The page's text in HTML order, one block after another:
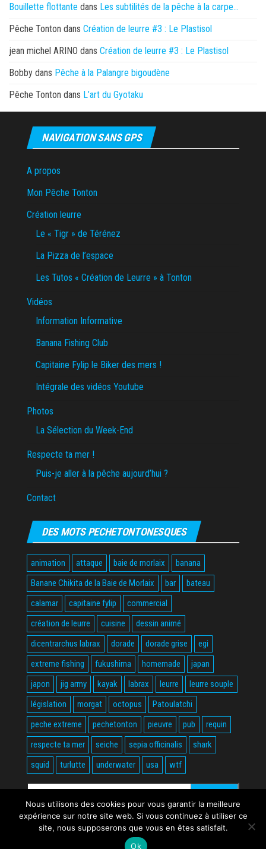
Bouillette flottante dans Les subtilités de la pêche à la carpe…
Pêche Tonton dans Création de leurre #3 : Le Plastisol
jean michel ARINO dans Création de leurre #3 : Le Plastisol
Bobby dans Pêche à la Palangre bigoudène
Pêche Tonton dans L’art du Gyotaku
NAVIGATION SANS GPS
A propos
Mon Pêche Tonton
Création leurre
Le « Tigr » de Térénez
La Pizza de l’espace
Les Tutos « Création de Leurre » à Tonton
Vidéos
Information Informative
Banana Fishing Club
Capitaine Fylip le Biker des mers !
Intégrale des vidéos Youtube
Photos
La Sélection du Week-End
Respecte ta mer !
Puis-je aller à la pêche aujourd’hui ?
Contact
DES MOTS PECHETONTONESQUES
animation attaque baie de morlaix
banana
Banane Chikita de la Baie de Morlaix
bar
bateau
calamar
capitaine fylip
commercial
création de leurre
cuisine
dessin animé
dicentrarchus labrax
dorade dorade grise
egi
extreme fishing
fukushima homemade
japan
japon
jig army kayak labrax leurre
leurre souple
législation
morgat octopus
Patoulatchi
peche extreme
pechetonton pieuvre pub
requin
respecte ta mer
seiche sepia officinalis
shark
squid
turlutte underwater usa wtf
Rechercher :
Nous utilisons des cookies pour vous garantir la meilleure
expérience sur notre site web. Si vous continuez à utiliser ce
site, nous supposerons que vous en êtes satisfait.
Ok